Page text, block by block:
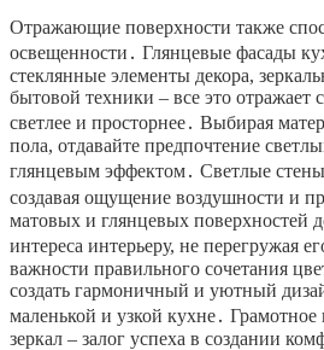
Отражающие поверхности также
освещенности․ Глянцевые фасады
стеклянные элементы декора,
бытовой техники – все это отражает
светлее и просторнее․ Выбирая
пола, отдавайте предпочтение
глянцевым эффектом․ Светлые
создавая ощущение воздушности и
матовых и глянцевых поверхностей
интереса интерьеру, не перегружая
важности правильного сочетания
создать гармоничный и уютный
маленькой и узкой кухне․ Грамотное
зеркал – залог успеха в создании